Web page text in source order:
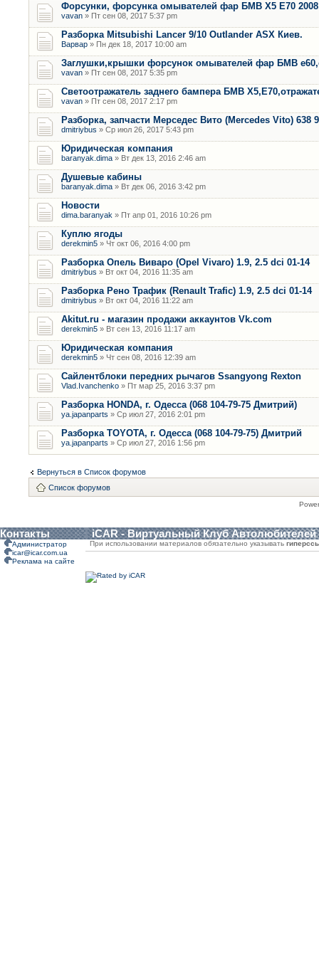
Форсунки, форсунка омывателей фар БМВ Х5 Е70 2008
vavan » Пт сен 08, 2017 5:37 pm
Разборка Mitsubishi Lancer 9/10 Outlander ASX Киев.
Варвар » Пн дек 18, 2017 10:00 am
Заглушки,крышки форсунок омывателей фар БМВ
vavan » Пт сен 08, 2017 5:35 pm
Светоотражатель заднего бампера БМВ
vavan » Пт сен 08, 2017 2:17 pm
Разборка, запчасти Мерседес Вито (Mercedes Vito) 638
dmitriybus » Ср июл 26, 2017 5:43 pm
Юридическая компания
baranyak.dima » Вт дек 13, 2016 2:46 am
Душевые кабины
baranyak.dima » Вт дек 06, 2016 3:42 pm
Новости
dima.baranyak » Пт апр 01, 2016 10:26 pm
Куплю ягоды
derekmin5 » Чт окт 06, 2016 4:00 pm
Разборка Опель Виваро (Opel Vivaro) 1.9, 2.5 dci 01-14
dmitriybus » Вт окт 04, 2016 11:35 am
Разборка Рено Трафик (Renault Trafic) 1.9, 2.5 dci 01-14
dmitriybus » Вт окт 04, 2016 11:22 am
Akitut.ru - магазин продажи аккаунтов Vk.com
derekmin5 » Вт сен 13, 2016 11:17 am
Юридическая компания
derekmin5 » Чт сен 08, 2016 12:39 am
Сайлентблоки передних рычагов Ssangyong Rexton
Vlad.Ivanchenko » Пт мар 25, 2016 3:37 pm
Разборка HONDA, г. Одесса (068 104-79-75 Дмитрий)
ya.japanparts » Ср июл 27, 2016 2:01 pm
Разборка TOYOTA, г. Одесса (068 104-79-75) Дмитрий
ya.japanparts » Ср июл 27, 2016 1:56 pm
Вернуться в Список форумов
Список форумов
Контакты iCAR - Виртуальный Клуб Автолюбителей
Администратор
icar@icar.com.ua
Реклама на сайте
При использовании материалов обязательно указывать